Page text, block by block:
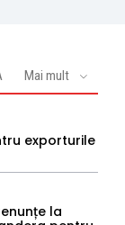
Mai mult
exporturile
la